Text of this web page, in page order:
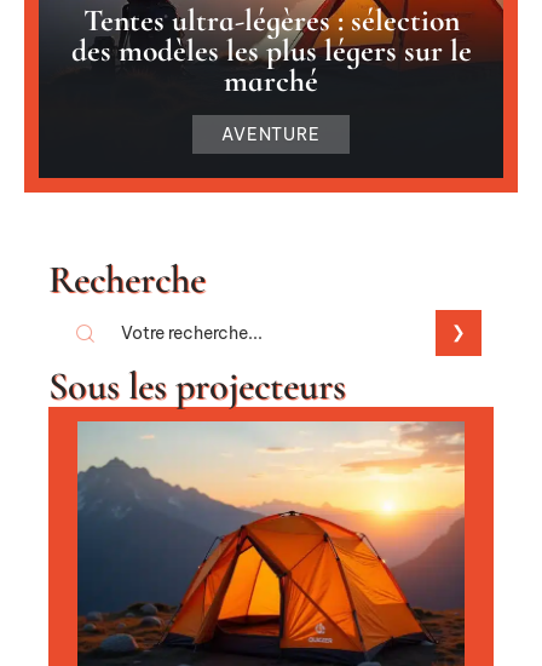
Tentes ultra-légères : sélection
des modèles les plus légers sur le
marché
AVENTURE
Recherche
Sous les projecteurs